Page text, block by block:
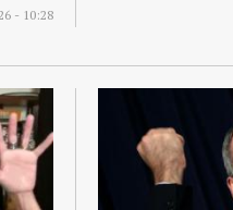
- 10:28